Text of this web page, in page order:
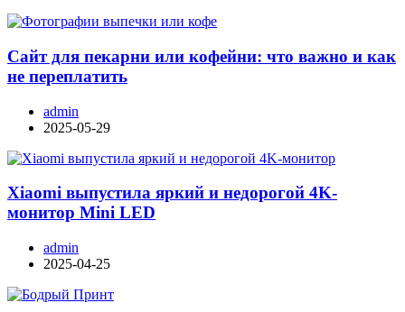
Сайт для пекарни или кофейни: что важно и как
не переплатить
admin
2025-05-29
Xiaomi выпустила яркий и недорогой 4K-
монитор Mini LED
admin
2025-04-25